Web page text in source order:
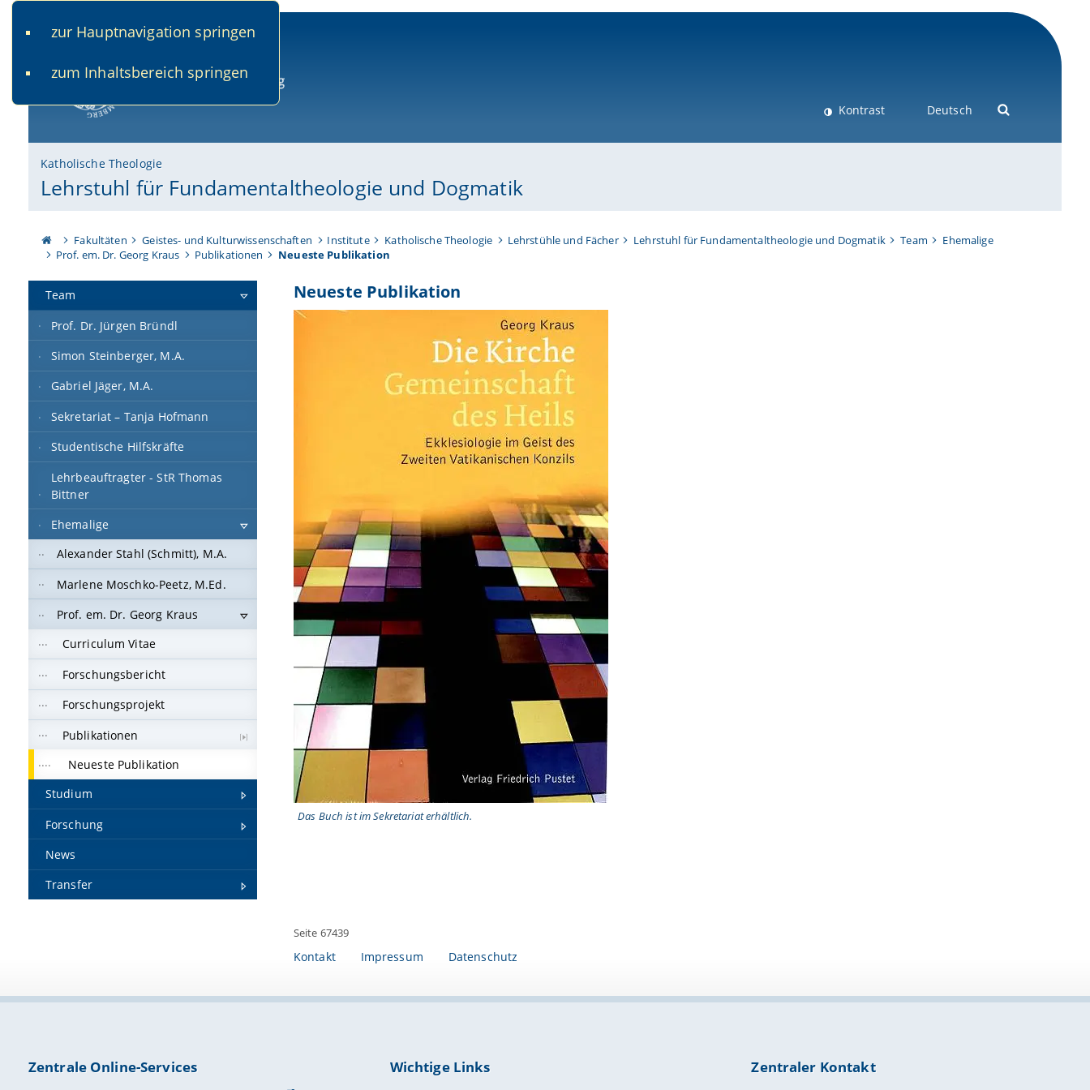
zur Hauptnavigation springen
zum Inhaltsbereich springen
Kontrast Deutsch
Katholische Theologie
Lehrstuhl für Fundamentaltheologie und Dogmatik
Fakultäten Geistes- und Kulturwissenschaften Institute Katholische Theologie Lehrstühle und Fächer Lehrstuhl für Fundamentaltheologie und Dogmatik Team
Ehemalige
Prof. em. Dr. Georg Kraus
Publikationen Neueste Publikation
Team
Prof. Dr. Jürgen Bründl
Simon Steinberger, M.A.
Gabriel Jäger, M.A.
Sekretariat – Tanja Hofmann
Studentische Hilfskräfte
Lehrbeauftragter - StR Thomas
Bittner
Ehemalige
Alexander Stahl (Schmitt), M.A.
Marlene Moschko-Peetz, M.Ed.
Prof. em. Dr. Georg Kraus
Curriculum Vitae
Forschungsbericht
Forschungsprojekt
Publikationen
Neueste Publikation
Studium
Forschung
News
Transfer
Neueste Publikation
Das Buch ist im Sekretariat erhältlich.
Seite 67439
Kontakt Impressum Datenschutz
Zentrale Online-Services Wichtige Links Zentraler Kontakt